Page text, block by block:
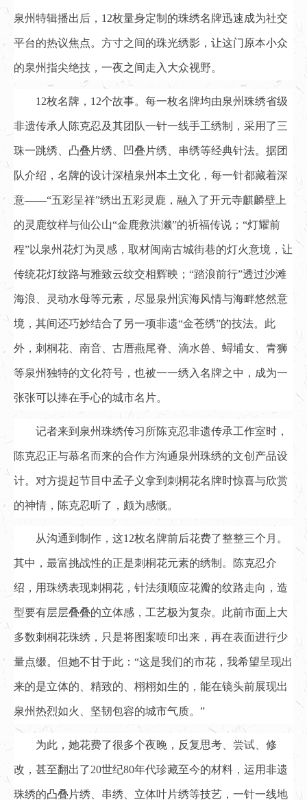
泉州特辑播出后，12枚量身定制的珠绣名牌迅速成为社交
平台的热议焦点。方寸之间的珠光绣影，让这门原本小众
的泉州指尖绝技，一夜之间走入大众视野。
12枚名牌，12个故事。每一枚名牌均由泉州珠绣省级
非遗传承人陈克忍及其团队一针一线手工绣制，采用了三
珠一跳绣、凸叠片绣、凹叠片绣、串绣等经典针法。据团
队介绍，名牌的设计深植泉州本土文化，每一针都藏着深
意——“五彩呈祥”绣出五彩灵鹿，融入了开元寺麒麟壁上
的灵鹿纹样与仙公山“金鹿救洪濑”的祈福传说；“灯耀前
程”以泉州花灯为灵感，取材闽南古城街巷的灯火意境，让
传统花灯纹路与雅致云纹交相辉映；“踏浪前行”透过沙滩
海浪、灵动水母等元素，尽显泉州滨海风情与海畔悠然意
境，其间还巧妙结合了另一项非遗“金苍绣”的技法。此
外，刺桐花、南音、古厝燕尾脊、滴水兽、蟳埔女、青狮
等泉州独特的文化符号，也被一一绣入名牌之中，成为一
张张可以捧在手心的城市名片。
记者来到泉州珠绣传习所陈克忍非遗传承工作室时，
陈克忍正与慕名而来的合作方沟通泉州珠绣的文创产品设
计。对方提起节目中孟子义拿到刺桐花名牌时惊喜与欣赏
的神情，陈克忍听了，颇为感慨。
从沟通到制作，这12枚名牌前后花费了整整三个月。
其中，最富挑战性的正是刺桐花元素的绣制。陈克忍介
绍，用珠绣表现刺桐花，针法须顺应花瓣的纹路走向，造
型要有层层叠叠的立体感，工艺极为复杂。此前市面上大
多数刺桐花珠绣，只是将图案喷印出来，再在表面进行少
量点缀。但她不甘于此：“这是我们的市花，我希望呈现出
来的是立体的、精致的、栩栩如生的，能在镜头前展现出
泉州热烈如火、坚韧包容的城市气质。”
为此，她花费了很多个夜晚，反复思考、尝试、修
改，甚至翻出了20世纪80年代珍藏至今的材料，运用非遗
珠绣的凸叠片绣、串绣、立体叶片绣等技艺，一针一线地